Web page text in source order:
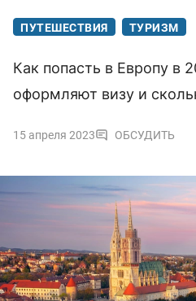
ПУТЕШЕСТВИЯ ТУРИЗМ
Как попасть в Европу в
оформляют визу и
15 апреля 2023 ОБСУДИТЬ